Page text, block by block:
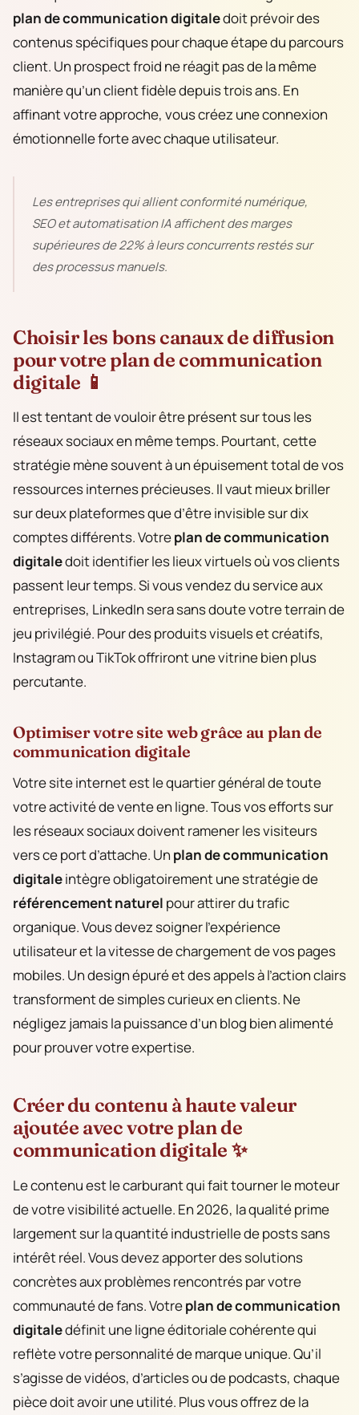
plan de communication digitaledoit prévoir des
contenus spécifiques pour chaque étape du parcours
client. Un prospect froid ne réagit pas de la même
manière qu’un client fidèle depuis trois ans. En
affinant votre approche, vous créez une connexion
émotionnelle forte avec chaque utilisateur.
Les entreprises qui allient conformité numérique,
SEO et automatisation IA affichent des marges
supérieures de 22% à leurs concurrents restés sur
des processus manuels.
Choisir les bons canaux de diffusion
pour votre plan de communication
digitale 📱
Il est tentant de vouloir être présent sur tous les
réseaux sociaux en même temps. Pourtant, cette
stratégie mène souvent à un épuisement total de vos
ressources internes précieuses. Il vaut mieux briller
sur deux plateformes que d’être invisible sur dix
comptes différents. Votreplan de communication
digitaledoit identifier les lieux virtuels où vos clients
passent leur temps. Si vous vendez du service aux
entreprises, LinkedIn sera sans doute votre terrain de
jeu privilégié. Pour des produits visuels et créatifs,
Instagram ou TikTok offriront une vitrine bien plus
percutante.
Optimiser votre site web grâce au plan de
communication digitale
Votre site internet est le quartier général de toute
votre activité de vente en ligne. Tous vos efforts sur
les réseaux sociaux doivent ramener les visiteurs
vers ce port d’attache. Un plan de communication
digitaleintègre obligatoirement une stratégie de
référencement naturel pour attirer du trafic
organique. Vous devez soigner l’expérience
utilisateur et la vitesse de chargement de vos pages
mobiles. Un design épuré et des appels à l’action clairs
transforment de simples curieux en clients. Ne
négligez jamais la puissance d’un blog bien alimenté
pour prouver votre expertise.
Créer du contenu à haute valeur
ajoutée avec votre plan de
communication digitale ✨
Le contenu est le carburant qui fait tourner le moteur
de votre visibilité actuelle. En 2026, la qualité prime
largement sur la quantité industrielle de posts sans
intérêt réel. Vous devez apporter des solutions
concrètes aux problèmes rencontrés par votre
communauté de fans. Votreplan de communication
digitaledéfinit une ligne éditoriale cohérente qui
reflète votre personnalité de marque unique. Qu’il
s’agisse de vidéos, d’articles ou de podcasts, chaque
pièce doit avoir une utilité. Plus vous offrez de la